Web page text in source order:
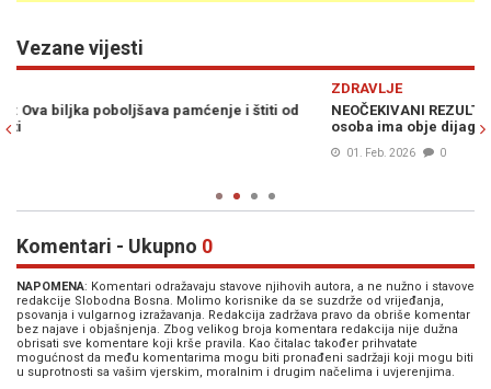
Vezane vijesti
NEOČEKIVANI REZULTATI NOVOG ISTRAŽIVANJA: Rijetko koja
osoba ima obje dijagnoze ovih teških bolesti...
Komentari - Ukupno 0
NAPOMENA: Komentari odražavaju stavove njihovih autora, a ne nužno i stavove
redakcije Slobodna Bosna. Molimo korisnike da se suzdrže od vrijeđanja,
psovanja i vulgarnog izražavanja. Redakcija zadržava pravo da obriše komentar
bez najave i objašnjenja. Zbog velikog broja komentara redakcija nije dužna
obrisati sve komentare koji krše pravila. Kao čitalac također prihvatate
mogućnost da među komentarima mogu biti pronađeni sadržaji koji mogu biti
u suprotnosti sa vašim vjerskim, moralnim i drugim načelima i uvjerenjima.